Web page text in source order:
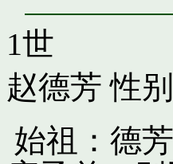
1世
赵德芳 性
始祖：德